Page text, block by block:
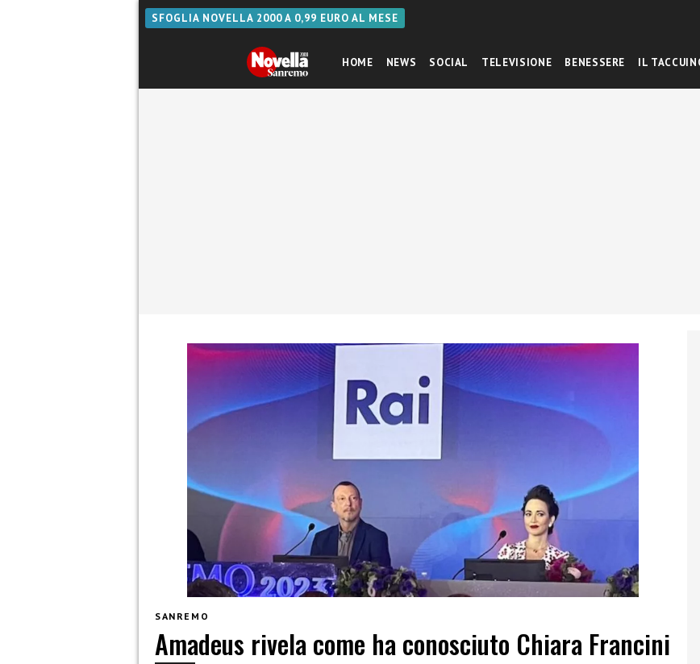
SFOGLIA NOVELLA 2000 A 0,99 EURO AL MESE
HOME NEWS SOCIAL TELEVISIONE BENESSERE IL
SANREMO
Amadeus rivela come ha conosciuto Chiara Francini